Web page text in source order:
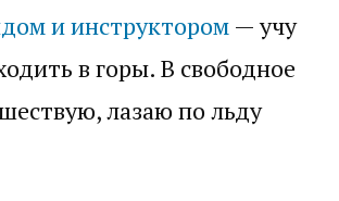
и инструктором — учу
в горы. В свободное
лазаю по льду